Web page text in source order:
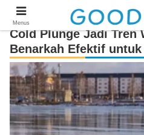
Cold Plunge Jadi Tren
Benarkah Efektif
Menus